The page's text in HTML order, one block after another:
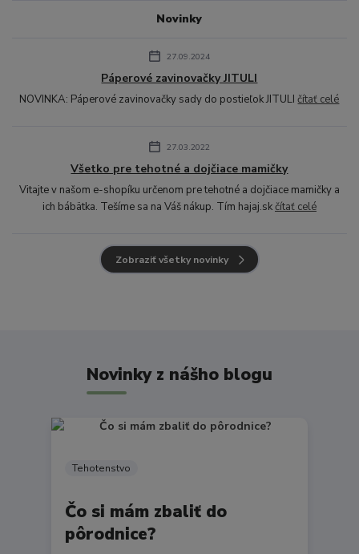
Novinky
27.09.2024
Páperové zavinovačky JITULI
NOVINKA: Páperové zavinovačky sady do postieľok JITULIčítať celé
27.03.2022
Všetko pre tehotné a dojčiace mamičky
Vitajte v našom e-shopíku určenom pre tehotné a dojčiace mamičky a
ich bábätka. Tešíme sa na Váš nákup. Tím hajaj.skčítať celé
Zobraziť všetky novinky
Novinky z nášho blogu
Tehotenstvo
Čo si mám zbaliť do
pôrodnice?